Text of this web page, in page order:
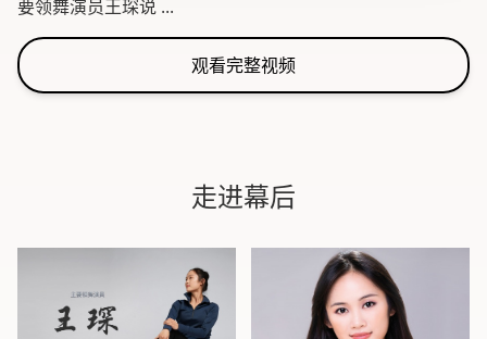
要领舞演员王琛说 ...
观看完整视频
走进幕后